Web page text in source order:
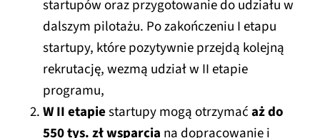
startupów oraz przygotowanie do udziału w
dalszym pilotażu. Po zakończeniu I etapu
startupy, które pozytywnie przejdą kolejną
rekrutację, wezmą udział w II etapie
programu,
W II etapiestartupy mogą otrzymaćaż do
550 tys. zł wsparcia na dopracowanie i